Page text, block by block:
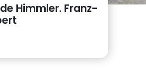
Himmler. Franz-